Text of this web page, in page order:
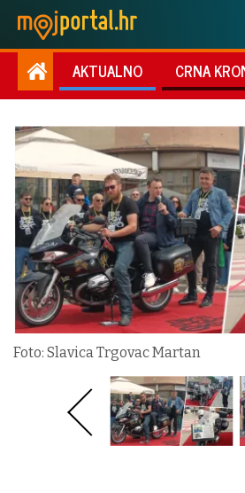
AKTUALNO CRNA
Foto: Slavica Trgovac Martan